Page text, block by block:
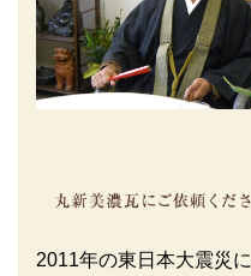
2011年の東日本大震災